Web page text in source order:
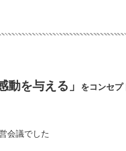
動を与える」 をコンセプ
会議でした